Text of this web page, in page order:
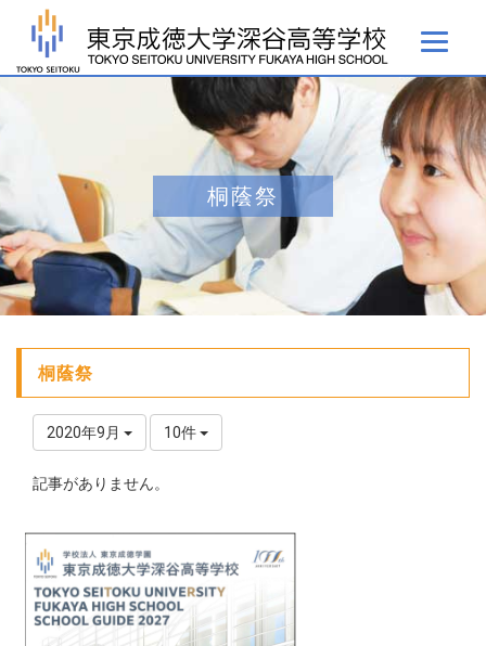
桐蔭祭
桐蔭祭
2020年9月 10件
記事がありません。